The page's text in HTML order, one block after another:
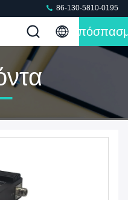
86-130-5810-0195